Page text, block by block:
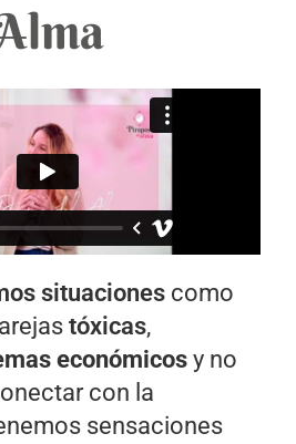
situaciones como
tóxicas,
económicosy no
con la
sensaciones